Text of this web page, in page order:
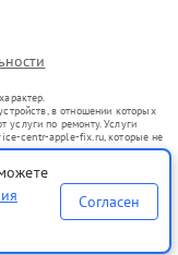
в отношении которых
по ремонту. Услуги
centr-apple-fix.ru, которые не
представителями.
оборот в соответствии
услуг или введения
услугах по
определяемой
Согласен